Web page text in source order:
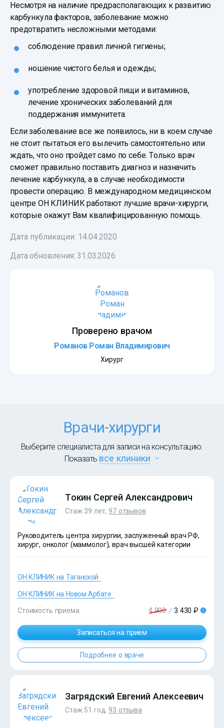
Несмотря на наличие предрасполагающих к развитию
карбункула факторов, заболевание можно
предотвратить несложными методами:
соблюдение правил личной гигиены;
ношение чистого белья и одежды;
употребление здоровой пищи и витаминов,
лечение хронических заболеваний для
поддержания иммунитета.
Если заболевание все же появилось, ни в коем случае
не стоит пытаться его вылечить самостоятельно или
ждать, что оно пройдет само по себе. Только врач
сможет правильно поставить диагноз и назначить
лечение карбункула, а в случае необходимости
провести операцию. В международном медицинском
центре ОН КЛИНИК работают лучшие врачи-хирурги,
которые окажут Вам квалифицированную помощь.
Дата публикации: 14.04.2020
Дата обновления:31.03.2026
Проверено врачом
Романов Роман Владимирович
Хирург
Врачи-хирурги
Выберите специалиста для записи на консультацию.
Показать все клиники
Токин Сергей Александрович
Стаж 39 лет, 97 отзывов
Руководитель центра хирургии, заслуженный врач РФ,
хирург, онколог (маммолог), врач высшей категории
ОН КЛИНИК на Таганской
ОН КЛИНИК на Новом Арбате
Стоимость приема 4 900 / 3 430 ₽
Записаться на прием
Подробнее о враче
Загрядский Евгений Алексеевич
Стаж 51 год, 93 отзыва